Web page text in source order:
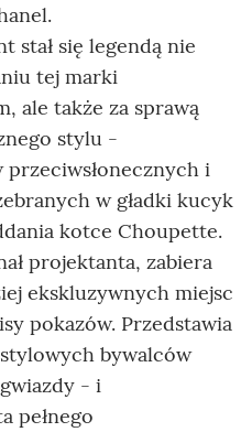
stał się legendą nie
tej marki
ale także za sprawą
stylu -
i
w gładki kucyk
kotce Choupette.
projektanta, zabiera
ekskluzywnych miejsc
pokazów. Przedstawia
bywalców
- i
pełnego